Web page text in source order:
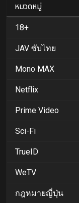
หมวดหมู่
18+
JAV ซับไทย
Mono MAX
Netflix
Prime Video
Sci-Fi
TrueID
WeTV
กฎหมายญี่ปุ่น